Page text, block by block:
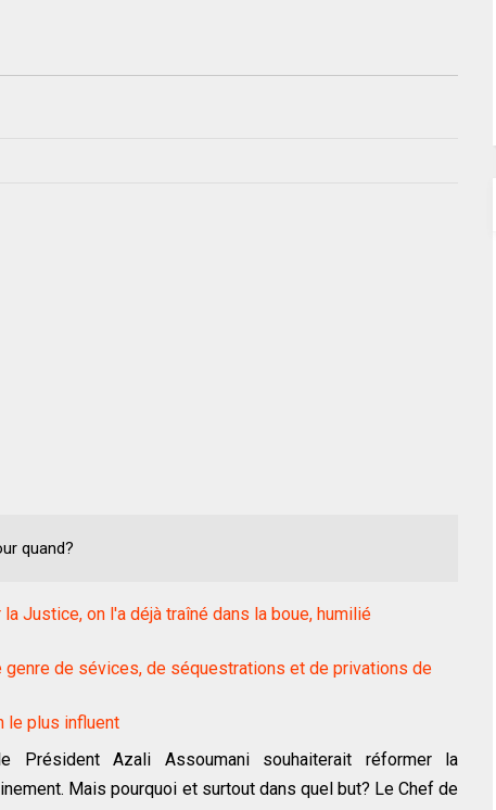
quand?
Justice, on l'a déjà traîné dans la boue, humilié
genre de sévices, de séquestrations et de privations de
le plus influent
Président Azali Assoumani souhaiterait réformer la
Mais pourquoi et surtout dans quel but? Le Chef de